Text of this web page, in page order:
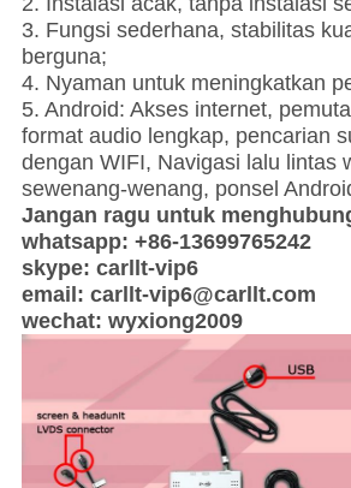
3. Fungsi sederhana, stabilitas
berguna;
4. Nyaman untuk meningkatkan
5. Android: Akses internet,
format audio lengkap, pencarian
dengan WIFI, Navigasi lalu lintas
sewenang-wenang, ponsel
Jangan ragu untuk
whatsapp: +86-13699765242
skype: carllt-vip6
email: carllt-vip6@carllt.com
wechat: wyxiong2009